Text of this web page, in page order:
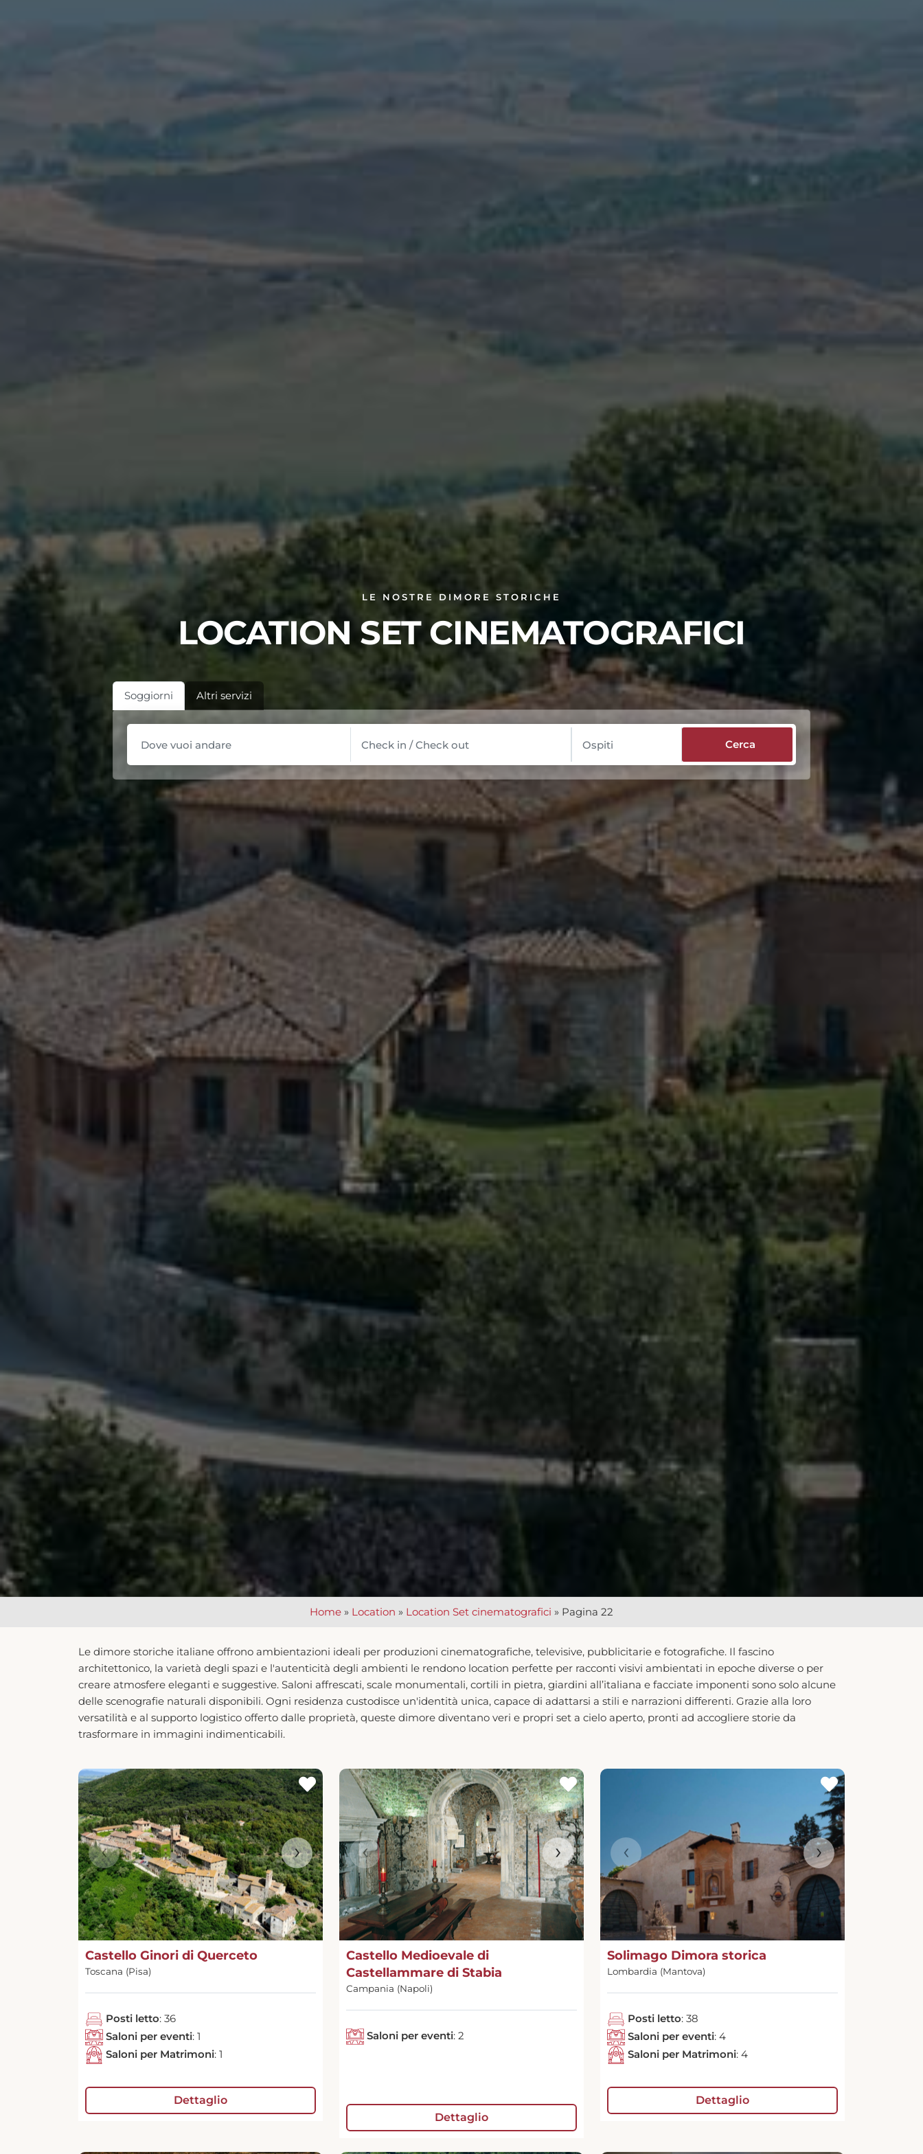
LE NOSTRE DIMORE STORICHE
LOCATION SET CINEMATOGRAFICI
Soggiorni Altri servizi
Home » Location » Location Set cinematografici » Pagina 22
Le dimore storiche italiane offrono ambientazioni ideali per produzioni cinematografiche, televisive, pubblicitarie e fotografiche. Il fascino
architettonico, la varietà degli spazi e l'autenticità degli ambienti le rendono location perfette per racconti visivi ambientati in epoche diverse o per
creare atmosfere eleganti e suggestive. Saloni affrescati, scale monumentali, cortili in pietra, giardini all’italiana e facciate imponenti sono solo alcune
delle scenografie naturali disponibili. Ogni residenza custodisce un'identità unica, capace di adattarsi a stili e narrazioni differenti. Grazie alla loro
versatilità e al supporto logistico offerto dalle proprietà, queste dimore diventano veri e propri set a cielo aperto, pronti ad accogliere storie da
trasformare in immagini indimenticabili.
‹ ›
Castello Ginori di Querceto
Toscana (Pisa)
Posti letto: 36
Saloni per eventi: 1
Saloni per Matrimoni: 1
Dettaglio
‹ ›
Castello Medioevale di
Castellammare di Stabia
Campania (Napoli)
Saloni per eventi: 2
Dettaglio
‹ ›
Solimago Dimora storica
Lombardia (Mantova)
Posti letto: 38
Saloni per eventi: 4
Saloni per Matrimoni: 4
Dettaglio